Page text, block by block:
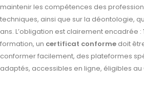
maintenir les compétences des
techniques, ainsi que sur la déontologie,
ans. L’obligation est clairement encadrée :
formation, un certificat conforme doit
conformer facilement, des plateformes
adaptés, accessibles en ligne, éligibles au